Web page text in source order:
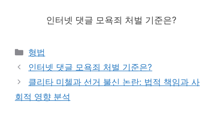
인터넷 댓글 모욕죄 처벌 기준은?
Categories
형법
인터넷 댓글 모욕죄 처벌 기준은?
클리타 미첼과 선거 불신 논란: 법적 책임과 사
회적 영향 분석